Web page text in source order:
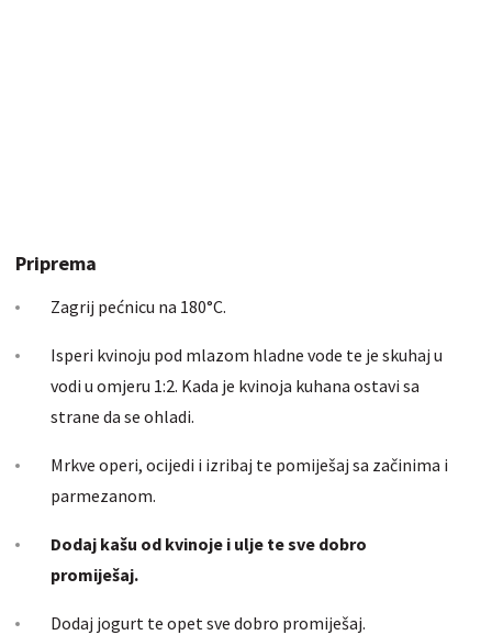
Priprema
Zagrij pećnicu na 180°C.
Isperi kvinoju pod mlazom hladne vode te je skuhaj u
vodi u omjeru 1:2. Kada je kvinoja kuhana ostavi sa
strane da se ohladi.
Mrkve operi, ocijedi i izribaj te pomiješaj sa začinima i
parmezanom.
Dodaj kašu od kvinoje i ulje te sve dobro
promiješaj.
Dodaj jogurt te opet sve dobro promiješaj.